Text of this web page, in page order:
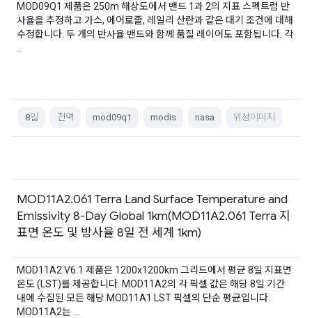
MOD09Q1 제품은 250m 해상도에서 밴드 1과 2의 지표 스펙트럼 반
사율을 추정하고 가스, 에어로졸, 레일리 산란과 같은 대기 조건에 대해
수정합니다. 두 개의 반사율 밴드와 함께 품질 레이어도 포함됩니다. 각
8일 전역 mod09q1 modis nasa 위성이미지
MOD11A2.061 Terra Land Surface Temperature and
Emissivity 8-Day Global 1km(MOD11A2.061 Terra 지
표면 온도 및 방사율 8일 전 세계 1km)
MOD11A2 V6.1 제품은 1200x1200km 그리드에서 평균 8일 지표면
온도 (LST)를 제공합니다. MOD11A2의 각 픽셀 값은 해당 8일 기간
내에 수집된 모든 해당 MOD11A1 LST 픽셀의 단순 평균입니다.
MOD11A2는 …